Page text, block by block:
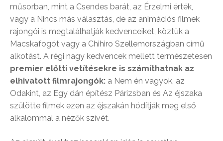
műsorban, mint a Csendes barát, az Érzelmi érték,
vagy a Nincs más választás, de az animációs filmek
rajongói is megtalálhatják kedvenceiket, köztük a
Macskafogót vagy a Chihiro Szellemországban című
alkotást. A régi nagy kedvencek mellett természetesen
premier előtti vetítésekre is számíthatnak az
elhivatott filmrajongók: a Nem én vagyok, az
Odakint, az Egy dán építész Párizsban és Az éjszaka
szülötte filmek ezen az éjszakán hódítják meg első
alkalommal a nézők szívét.